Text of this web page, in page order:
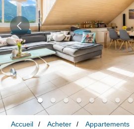
Accueil Acheter Appartements